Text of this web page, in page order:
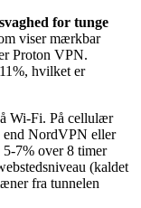
for tunge
viser mærkbar
Proton VPN.
hvilket er
Wi-Fi. På cellulær
end NordVPN eller
7% over 8 timer
(kaldet
fra tunnelen